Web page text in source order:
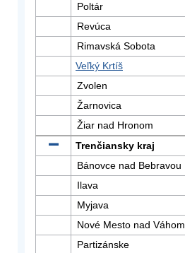
Poltár
Revúca
Rimavská Sobota
Veľký Krtíš
Zvolen
Žarnovica
Žiar nad Hronom
Trenčiansky kraj
Bánovce nad Bebravou
Ilava
Myjava
Nové Mesto nad Váhom
Partizánske